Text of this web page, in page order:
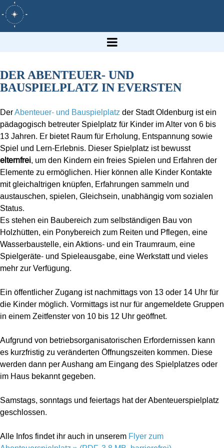
DER ABENTEUER- UND
BAUSPIELPLATZ IN EVERSTEN
DerAbenteuer- und Bauspielplatzder Stadt Oldenburg ist ein
pädagogisch betreuter Spielplatz für Kinder im Alter von 6 bis
13 Jahren. Er bietet Raum für Erholung, Entspannung sowie
Spiel und Lern-Erlebnis. Dieser Spielplatz ist bewusst
elternfrei, um den Kindern ein freies Spielen und Erfahren der
Elemente zu ermöglichen. Hier können alle Kinder Kontakte
mit gleichaltrigen knüpfen, Erfahrungen sammeln und
austauschen, spielen, Gleichsein, unabhängig vom sozialen
Status.
Es stehen ein Baubereich zum selbständigen Bau von
Holzhütten, ein Ponybereich zum Reiten und Pflegen, eine
Wasserbaustelle, ein Aktions- und ein Traumraum, eine
Spielgeräte- und Spieleausgabe, eine Werkstatt und vieles
mehr zur Verfügung.
Ein öffentlicher Zugang ist nachmittags von 13 oder 14 Uhr für
die Kinder möglich. Vormittags ist nur für angemeldete Gruppen
in einem Zeitfenster von 10 bis 12 Uhr geöffnet.
Aufgrund von betriebsorganisatorischen Erfordernissen kann
es kurzfristig zu veränderten Öffnungszeiten kommen. Diese
werden dann per Aushang am Eingang des Spielplatzes oder
im Haus bekannt gegeben.
Samstags, sonntags und feiertags hat der Abenteuerspielplatz
geschlossen.
Alle Infos findet ihr auch in unserem Flyer zum